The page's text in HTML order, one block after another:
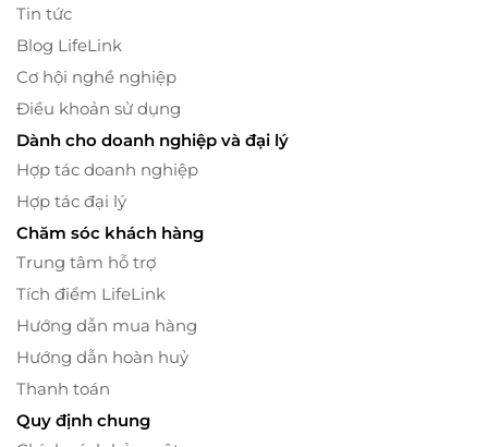
Tin tức
Blog LifeLink
Cơ hội nghề nghiệp
Điều khoản sử dụng
Dành cho doanh nghiệp và đại lý
Hợp tác doanh nghiệp
Hợp tác đại lý
Chăm sóc khách hàng
Trung tâm hỗ trợ
Tích điểm LifeLink
Hướng dẫn mua hàng
Hướng dẫn hoàn huỷ
Thanh toán
Quy định chung